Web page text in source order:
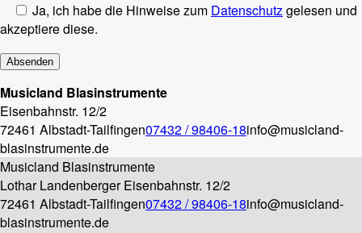
Ja, ich habe die Hinweise zum Datenschutzgelesen und
akzeptiere diese.
Musicland Blasinstrumente
Eisenbahnstr. 12/2
72461 Albstadt-Tailfingen07432 / 98406-18info@musicland-
blasinstrumente.de
Musicland Blasinstrumente
Lothar Landenberger Eisenbahnstr. 12/2
72461 Albstadt-Tailfingen07432 / 98406-18info@musicland-
blasinstrumente.de